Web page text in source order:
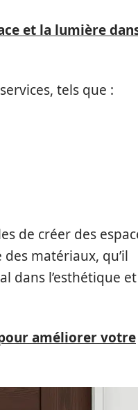
et la lumière
tels que :
de créer des
matériaux, qu’il
dans l’esthétique
améliorer votre